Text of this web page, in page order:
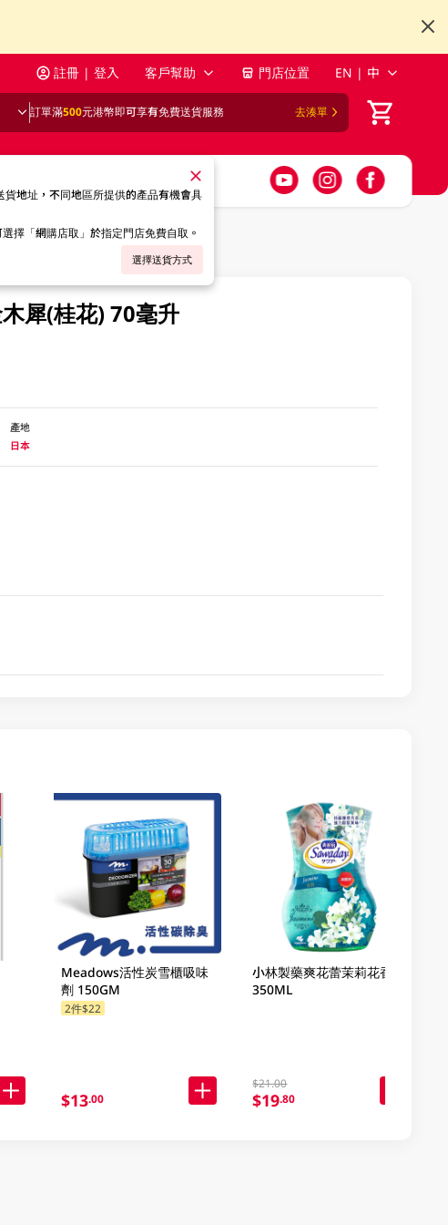
註冊 | 登入 客戶幫助 門店位置 EN | 中
訂單滿500元港幣即可享有免費送貨服務 去湊單
貨地址，不同地區所提供的產品有機會具
擇「網購店取」於指定門店免費自取。
選擇送貨方式
犀(桂花) 70毫升
產地
日本
Meadows活性炭雪櫃吸味
劑 150GM
2件$22
$13.00
小林製藥爽花蕾茉莉花香味
350ML
$21.00
$19.80